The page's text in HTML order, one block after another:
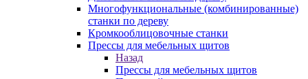
Многофункциональные (комбинированные)
станки по дереву
Кромкооблицовочные станки
Прессы для мебельных щитов
Назад
Прессы для мебельных щитов